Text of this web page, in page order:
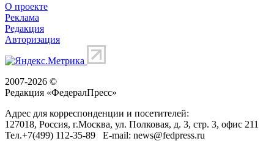
О проекте
Реклама
Редакция
Авторизация
2007-2026 ©
Редакция «ФедералПресс»
Адрес для корреспонденции и посетителей:
127018, Россия, г.Москва, ул. Полковая, д. 3, стр. 3, офис 211
Тел.+7(499) 112-35-89 E-mail: news@fedpress.ru